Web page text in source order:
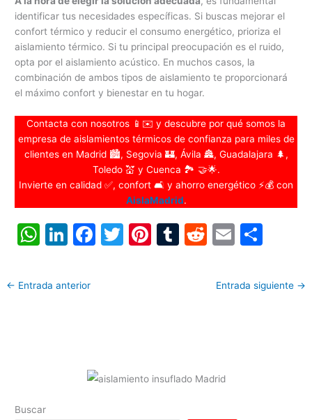
identificar tus necesidades específicas. Si buscas mejorar el
confort térmico y reducir el consumo energético, prioriza el
aislamiento térmico. Si tu principal preocupación es el ruido,
opta por el aislamiento acústico. En muchos casos, la
combinación de ambos tipos de aislamiento te proporcionará
el máximo confort y bienestar en tu hogar.
Contacta con nosotros 📱✉️ y descubre por qué somos la
empresa de aislamientos térmicos de confianza para miles de
clientes en Madrid 🏙️, Segovia 🏰, Ávila 🏯, Guadalajara 🌲,
Toledo 💒 y Cuenca 🏞️ 🤝🌟.
Invierte en calidad ✅, confort 🛋️ y ahorro energético ⚡💰 con
AislaMadrid.
W
at
Li
k
F
o
k
T
Pi T
R
d
E
ai m
← Entrada anterior Entrada siguiente →
Buscar